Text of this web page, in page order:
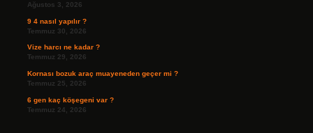
Ağustos 3, 2026
9 4 nasıl yapılır ?
Temmuz 30, 2026
Vize harcı ne kadar ?
Temmuz 29, 2026
Kornası bozuk araç muayeneden geçer mi ?
Temmuz 25, 2026
6 gen kaç köşegeni var ?
Temmuz 24, 2026